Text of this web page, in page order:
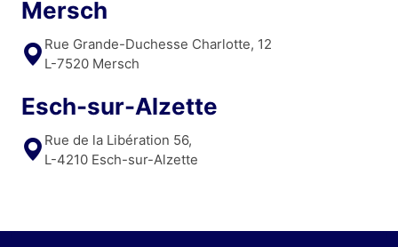
Mersch
Rue Grande-Duchesse Charlotte, 12
L-7520 Mersch
Esch-sur-Alzette
Rue de la Libération 56,
L-4210 Esch-sur-Alzette